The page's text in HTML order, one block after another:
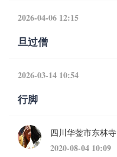
2026-04-06 12:15
旦过僧
2026-03-14 10:54
行脚
四川华蓥市东林寺
2020-08-04 10:09